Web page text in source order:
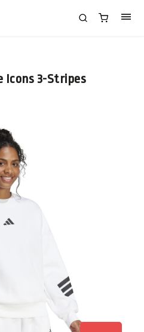
Icons 3-Stripes